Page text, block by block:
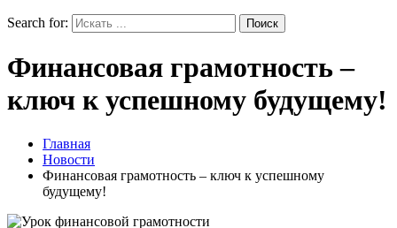
Search for:
Финансовая грамотность –
ключ к успешному будущему!
Главная
Новости
Финансовая грамотность – ключ к успешному
будущему!